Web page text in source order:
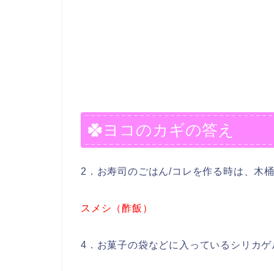
ヨコのカギの答え
2．お寿司のごはん/コレを作る時は、木
スメシ（酢飯）
4．お菓子の袋などに入っているシリカ